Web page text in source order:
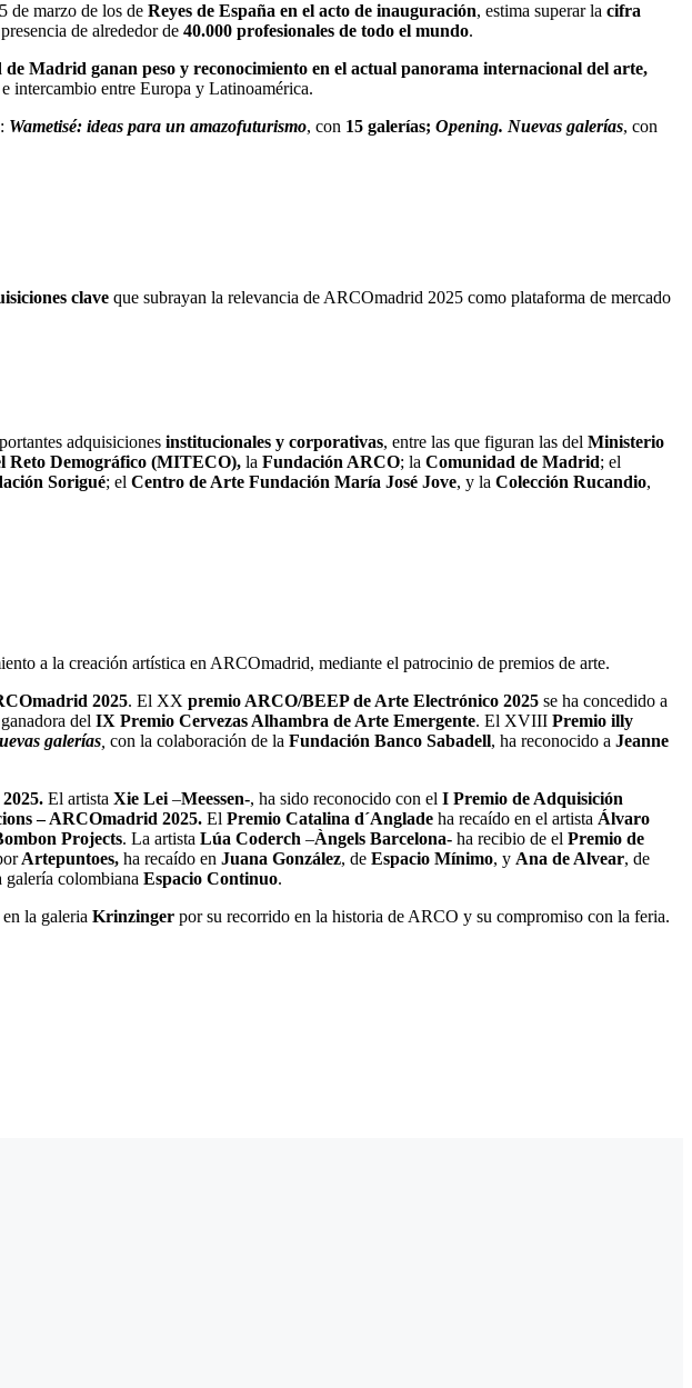
de marzo de los de Reyes de España en el acto de inauguración, estima superar la cifra
de alrededor de 40.000 profesionales de todo el mundo.
Madrid ganan peso y reconocimiento en el actual panorama internacional del arte,
intercambio entre Europa y Latinoamérica.
Wametisé: ideas para un amazofuturismo, con 15 galerías; Opening. Nuevas galerías, con
clave que subrayan la relevancia de ARCOmadrid 2025 como plataforma de mercado
adquisiciones institucionales y corporativas, entre las que figuran las del Ministerio
Reto Demográfico (MITECO), la Fundación ARCO; la Comunidad de Madrid; el
Sorigué; el Centro de Arte Fundación María José Jove, y la Colección Rucandio,
a la creación artística en ARCOmadrid, mediante el patrocinio de premios de arte.
2025. El XX premio ARCO/BEEP de Arte Electrónico 2025 se ha concedido a
del IX Premio Cervezas Alhambra de Arte Emergente. El XVIII Premio illy
galerías con la colaboración de la Fundación Banco Sabadell, ha reconocido a Jeanne
El artista Xie Lei –Meessen-, ha sido reconocido con el I Premio de Adquisición
– ARCOmadrid 2025. El Premio Catalina d´Anglade ha recaído en el artista Álvaro
Projects. La artista Lúa Coderch –Àngels Barcelona- ha recibio de el Premio de
Artepuntoes, ha recaído en Juana González, de Espacio Mínimo, y Ana de Alvear, de
galería colombiana Espacio Continuo.
la galeria Krinzinger por su recorrido en la historia de ARCO y su compromiso con la feria.